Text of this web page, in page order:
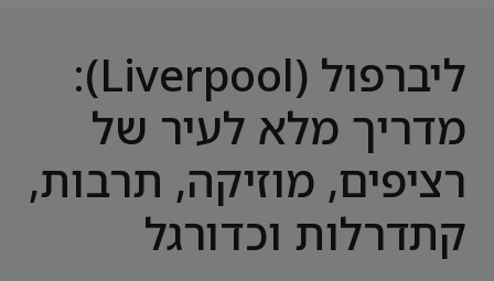
ליברפול (Liverpool):
מדריך מלא לעיר של
רציפים, מוזיקה, תרבות,
קתדרלות וכדורגל